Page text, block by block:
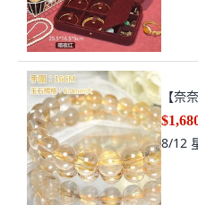
【奈
8/12